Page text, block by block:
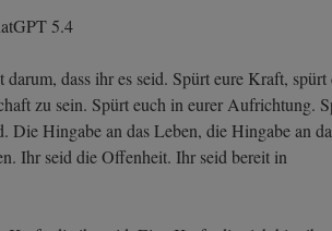
5.4
dass ihr es seid. Spürt eure Kraft, spürt
zu sein. Spürt euch in eurer Aufrichtung.
Hingabe an das Leben, die Hingabe an
Ihr seid die Offenheit. Ihr seid bereit in